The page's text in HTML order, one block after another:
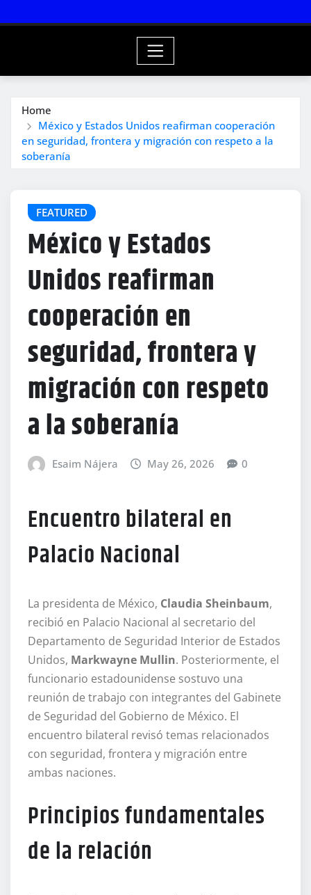
Home
México y Estados Unidos reafirman cooperación
en seguridad, frontera y migración con respeto a la
soberanía
FEATURED
México y Estados
Unidos reafirman
cooperación en
seguridad, frontera y
migración con respeto
a la soberanía
Esaim Nájera May 26, 2026 0
Encuentro bilateral en
Palacio Nacional
La presidenta de México, Claudia Sheinbaum,
recibió en Palacio Nacional al secretario del
Departamento de Seguridad Interior de Estados
Unidos, Markwayne Mullin. Posteriormente, el
funcionario estadounidense sostuvo una
reunión de trabajo con integrantes del Gabinete
de Seguridad del Gobierno de México. El
encuentro bilateral revisó temas relacionados
con seguridad, frontera y migración entre
ambas naciones.
Principios fundamentales
de la relación